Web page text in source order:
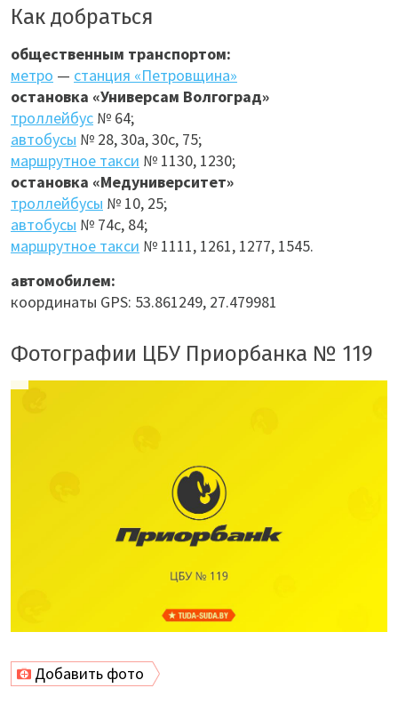
Как добраться
общественным транспортом:
метро — станция «Петровщина»
остановка «Универсам Волгоград»
троллейбус № 64;
автобусы № 28, 30а, 30с, 75;
маршрутное такси № 1130, 1230;
остановка «Медуниверситет»
троллейбусы № 10, 25;
автобусы № 74с, 84;
маршрутное такси № 1111, 1261, 1277, 1545.
автомобилем:
координаты GPS: 53.861249, 27.479981
Фотографии ЦБУ Приорбанка № 119
Добавить фото